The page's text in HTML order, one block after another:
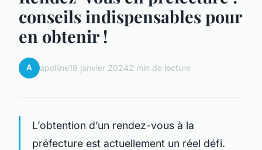
conseils indispensables pour
en obtenir !
A apolline19 janvier 20242 min de lecture
L’obtention d’un rendez-vous à la
préfecture est actuellement un réel défi.